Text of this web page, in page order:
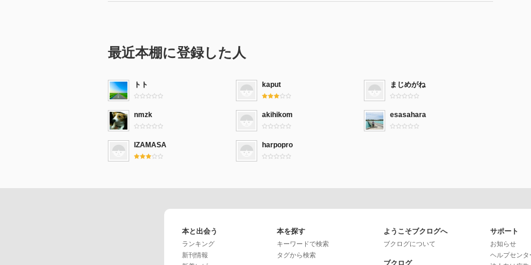
最近本棚に登録した人
トト kaput まじめがね
nmzk akihikom esasahara
IZAMASA harpopro
本と出会う
ランキング
新刊情報
本を探す
キーワードで検索
タグから検索
ようこそブクログへ
ブクログについて
ブクログ
サポート
お知らせ
ヘルプセンタ